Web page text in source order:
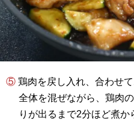
⑤ 鶏肉を戻し入れ、合わせ
全体を混ぜながら、鶏肉
りが出るまで2分ほど煮か